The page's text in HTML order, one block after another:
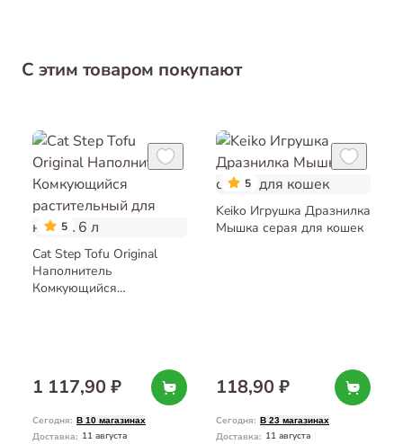
С этим товаром покупают
5
Cat Step Tofu Original
Наполнитель
Комкующийся
1 117,90 ₽
Сегодня: В 10 магазинах
Доставка: 11 августа
5
Keiko Игрушка Дразнилка
Мышка серая для кошек
118,90 ₽
Сегодня: В 23 магазинах
Доставка: 11 августа